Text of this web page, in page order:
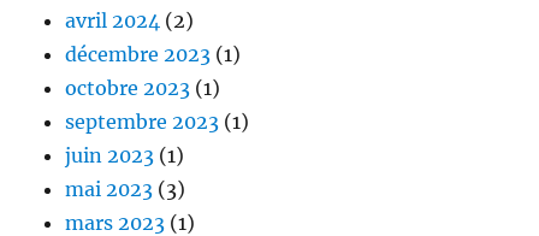
avril 2024 (2)
décembre 2023 (1)
octobre 2023 (1)
septembre 2023 (1)
juin 2023 (1)
mai 2023 (3)
mars 2023 (1)